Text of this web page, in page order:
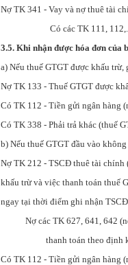
Nợ TK 341 - Vay và nợ thuê tài
Có các TK 111, 112,...
3.5. Khi nhận được hóa đơn của
a) Nếu thuế GTGT được
Nợ TK 133 - Thuế GTGT được
Có TK 112 - Tiền gửi ngân hàng
Có TK 338 - Phải trả khác (thuế
b) Nếu thuế GTGT đầu vào
Nợ TK 212 - TSCĐ thuê tài chính
khấu trừ và việc thanh toán thuế
ngay tại thời điểm ghi nhận
Nợ các TK 627, 641, 642
thanh toán theo định kỳ
Có TK 112 - Tiền gửi ngân hàng